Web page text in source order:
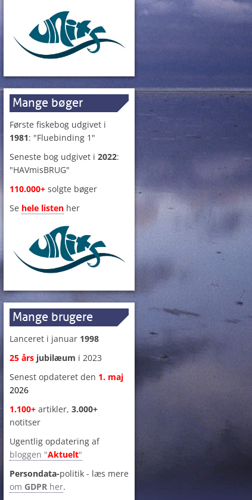
Mange bøger
Første fiskebog udgivet i
1981: "Fluebinding 1"
Seneste bog udgivet i 2022:
"HAVmisBRUG"
110.000+ solgte bøger
Se hele listen her
Mange brugere
Lanceret i januar 1998
25 års jubilæum i 2023
Senest opdateret den 1. maj
2026
1.100+ artikler, 3.000+
notitser
Ugentlig opdatering af
bloggen "Aktuelt"
Persondata-politik - læs mere
om GDPR her.